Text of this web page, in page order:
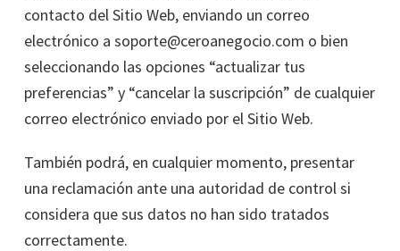
contacto del Sitio Web, enviando un correo
electrónico a soporte@ceroanegocio.com o bien
seleccionando las opciones “actualizar tus
preferencias” y “cancelar la suscripción” de cualquier
correo electrónico enviado por el Sitio Web.
También podrá, en cualquier momento, presentar
una reclamación ante una autoridad de control si
considera que sus datos no han sido tratados
correctamente.